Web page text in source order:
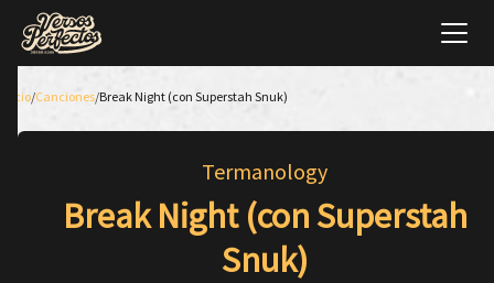
Inicio/Canciones/Break Night (con Superstah Snuk)
Termanology
Break Night (con Superstah
Snuk)